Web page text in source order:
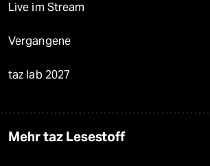
Live im Stream
Vergangene
taz lab 2027
Mehr taz Lesestoff